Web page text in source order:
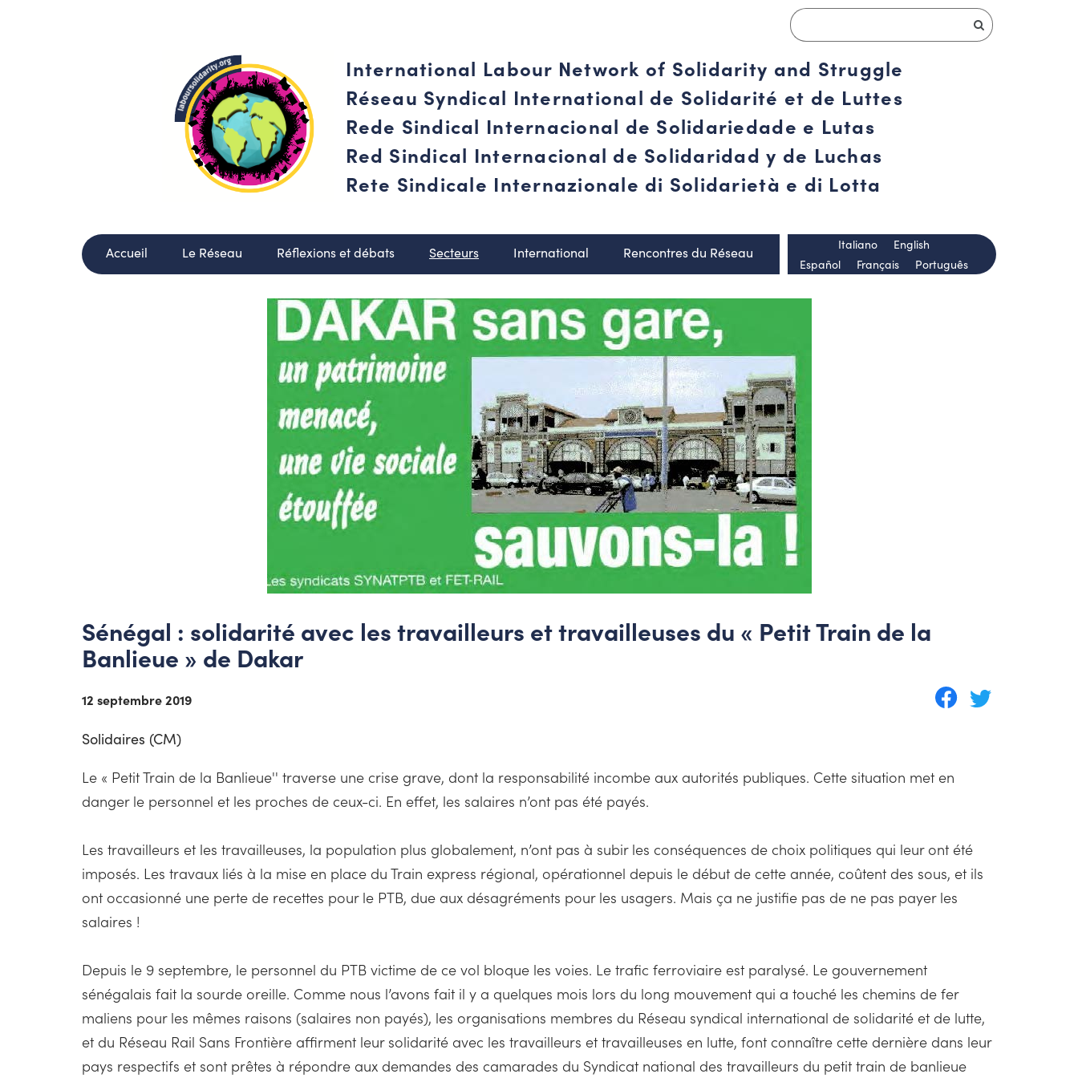
International Labour Network of Solidarity and Struggle
Réseau Syndical International de Solidarité et de Luttes
Rede Sindical Internacional de Solidariedade e Lutas
Red Sindical Internacional de Solidaridad y de Luchas
Rete Sindicale Internazionale di Solidarietà e di Lotta
Accueil Le Réseau Réflexions et débats Secteurs International Rencontres du Réseau
Español Français Português
Italiano English
Sénégal : solidarité avec les travailleurs et travailleuses du « Petit Train de la
Banlieue » de Dakar
12 septembre 2019
Solidaires (CM)
Le « Petit Train de la Banlieue'' traverse une crise grave, dont la responsabilité incombe aux autorités publiques. Cette situation met en
danger le personnel et les proches de ceux-ci. En effet, les salaires n’ont pas été payés.
Les travailleurs et les travailleuses, la population plus globalement, n’ont pas à subir les conséquences de choix politiques qui leur ont été
imposés. Les travaux liés à la mise en place du Train express régional, opérationnel depuis le début de cette année, coûtent des sous, et ils
ont occasionné une perte de recettes pour le PTB, due aux désagréments pour les usagers. Mais ça ne justifie pas de ne pas payer les
salaires !
Depuis le 9 septembre, le personnel du PTB victime de ce vol bloque les voies. Le trafic ferroviaire est paralysé. Le gouvernement
sénégalais fait la sourde oreille. Comme nous l’avons fait il y a quelques mois lors du long mouvement qui a touché les chemins de fer
maliens pour les mêmes raisons (salaires non payés), les organisations membres du Réseau syndical international de solidarité et de lutte,
et du Réseau Rail Sans Frontière affirment leur solidarité avec les travailleurs et travailleuses en lutte, font connaître cette dernière dans leur
pays respectifs et sont prêtes à répondre aux demandes des camarades du Syndicat national des travailleurs du petit train de banlieue